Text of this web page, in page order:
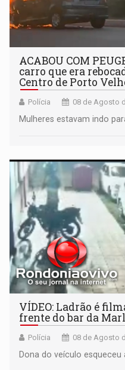
ACABOU COM
carro que era
Centro de Porto
Polícia 08 de Agosto
Mulheres estavam indo
VÍDEO: Ladrão é
frente do bar da
Polícia 08 de Agosto
Dona do veículo esqueceu